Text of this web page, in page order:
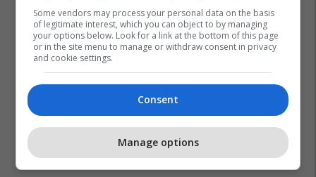
Some vendors may process your personal data on the basis
of legitimate interest, which you can object to by managing
your options below. Look for a link at the bottom of this page
or in the site menu to manage or withdraw consent in privacy
and cookie settings.
Consent
Manage options